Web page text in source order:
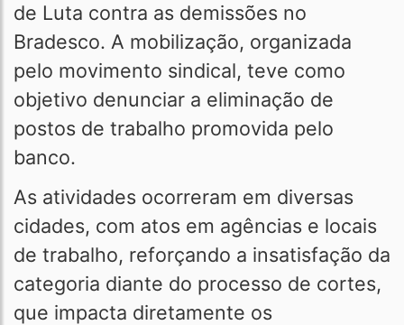
de Luta contra as demissões no
Bradesco. A mobilização, organizada
pelo movimento sindical, teve como
objetivo denunciar a eliminação de
postos de trabalho promovida pelo
banco.
As atividades ocorreram em diversas
cidades, com atos em agências e locais
de trabalho, reforçando a insatisfação da
categoria diante do processo de cortes,
que impacta diretamente os